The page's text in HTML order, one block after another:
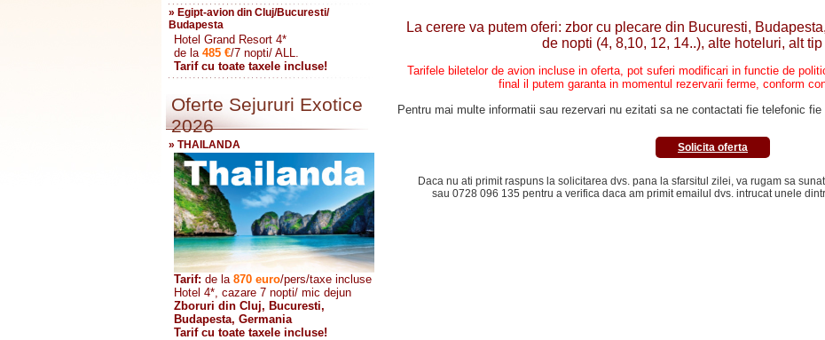
» Egipt-avion din Cluj/Bucuresti/
Budapesta
Hotel Grand Resort 4*
de la485 €/7 nopti/ ALL.
Tarif cu toate taxele incluse!
Oferte Sejururi Exotice
2026
» THAILANDA
Tarif: de la 870 euro/pers/taxe incluse
Hotel 4*, cazare 7 nopti/ mic dejun
Zboruri din Cluj, Bucuresti,
Budapesta, Germania
Tarif cu toate taxele incluse!
La cerere va putem oferi: zbor cu plecare din Bucuresti,
de nopti (4, 8,10, 12, 14..), alte hoteluri, alt
Tarifele biletelor de avion incluse in oferta, pot suferi modificari in functie de
final il putem garanta in momentul rezervarii ferme, conform
Pentru mai multe informatii sau rezervari nu ezitati sa ne contactati fie telefonic fie
Solicita oferta
Daca nu ati primit raspuns la solicitarea dvs. pana la sfarsitul zilei, va rugam sa
sau 0728 096 135 pentru a verifica daca am primit emailul dvs. intrucat unele